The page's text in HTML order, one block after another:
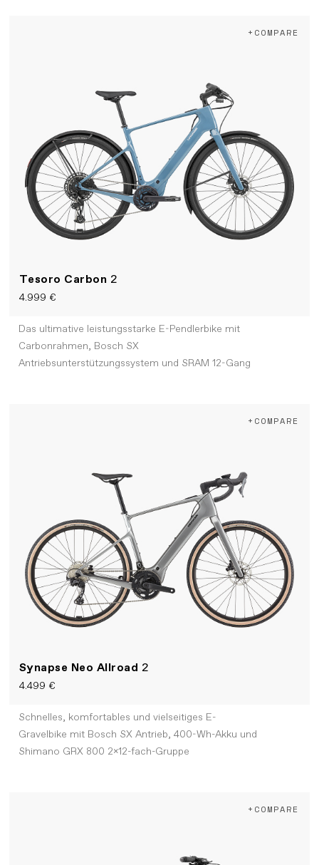
Tesoro Carbon 2
4.999 €
+COMPARE
Das ultimative leistungsstarke E-Pendlerbike mit
Carbonrahmen, Bosch SX
Antriebsunterstützungssystem und SRAM 12-Gang
Synapse Neo Allroad 2
4.499 €
+COMPARE
Schnelles, komfortables und vielseitiges E-
Gravelbike mit Bosch SX Antrieb, 400-Wh-Akku und
Shimano GRX 800 2x12-fach-Gruppe
+COMPARE